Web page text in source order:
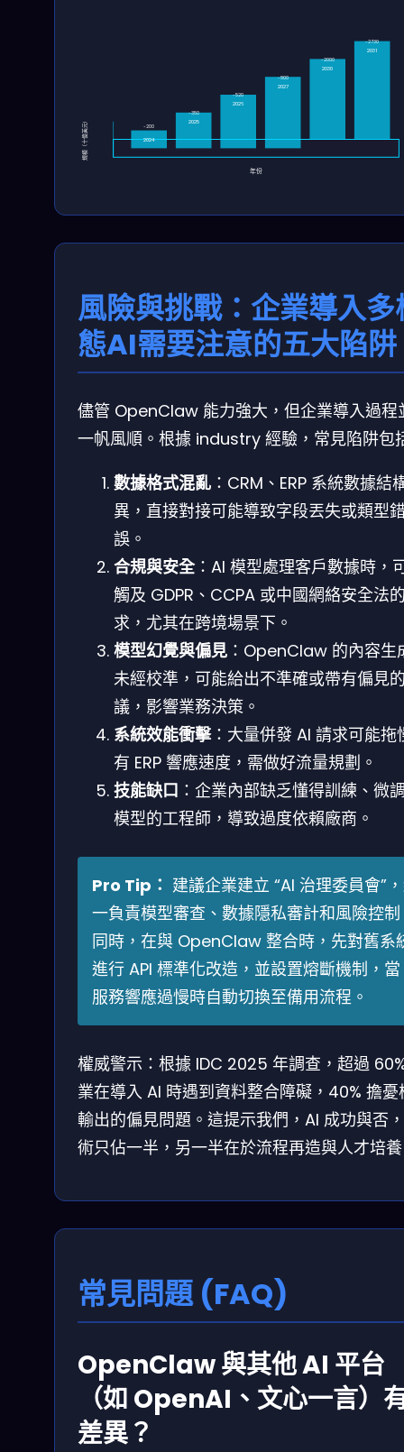
年份
規模（十億美元） 2024
~200
2025
~350
2026
~520
2027
~800
2031
~2730
2030
~2000
風險與挑戰：企業導入多
態AI需要注意的五大陷阱
儘管 OpenClaw 能力強大，但企業導入過程
一帆風順。根據 industry 經驗，常見陷阱包
數據格式混亂 ：CRM、ERP 系統數據結
異，直接對接可能導致字段丟失或類型
誤。
合規與安全：AI 模型處理客戶數據時，
觸及 GDPR、CCPA 或中國網絡安全法
求，尤其在跨境場景下。
模型幻覺與偏見 ：OpenClaw 的內容生
未經校準，可能給出不準確或帶有偏見
議，影響業務決策。
系統效能衝擊：大量併發 AI 請求可能拖
有 ERP 響應速度，需做好流量規劃。
技能缺口 ：企業內部缺乏懂得訓練、微
模型的工程師，導致過度依賴廠商。
Pro Tip： 建議企業建立 “AI 治理委員會”
一負責模型審查、數據隱私審計和風險控
同時，在與 OpenClaw 整合時，先對舊系
進行 API 標準化改造，並設置熔斷機制，當
服務響應過慢時自動切換至備用流程。
權威警示：根據 IDC 2025 年調查，超過
業在導入 AI 時遇到資料整合障礙，40% 擔憂
輸出的偏見問題。這提示我們，AI 成功與否
術只佔一半，另一半在於流程再造與人才培
常見問題 (FAQ)
OpenClaw 與其他 AI 平台
（如 OpenAI、文心一言）
差異？